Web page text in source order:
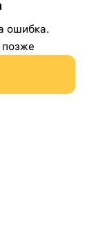
ошибка.